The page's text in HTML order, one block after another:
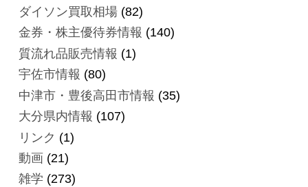
ダイソン買取相場(82)
金券・株主優待券情報 (140)
質流れ品販売情報 (1)
宇佐市情報 (80)
中津市・豊後高田市情報 (35)
大分県内情報 (107)
リンク (1)
動画(21)
雑学 (273)